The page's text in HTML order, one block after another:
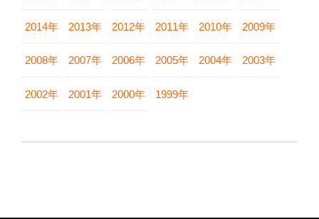
2014年 2013年 2012年 2011年 2010年 2009年
2008年 2007年 2006年 2005年 2004年 2003年
2002年 2001年 2000年 1999年